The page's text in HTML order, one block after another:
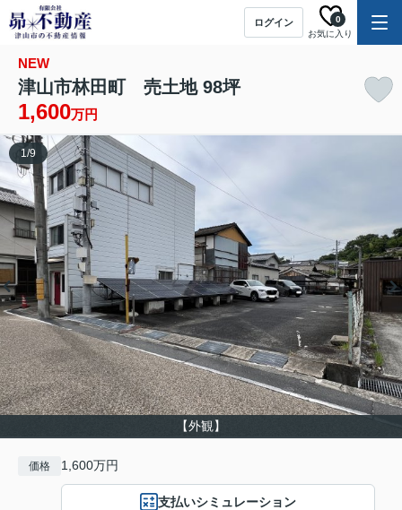
ログイン
お気に入り
0
NEW
津山市林田町 売土地 98坪
1,600万円
【外観】
1/9
価格 1,600万円
支払いシミュレーション